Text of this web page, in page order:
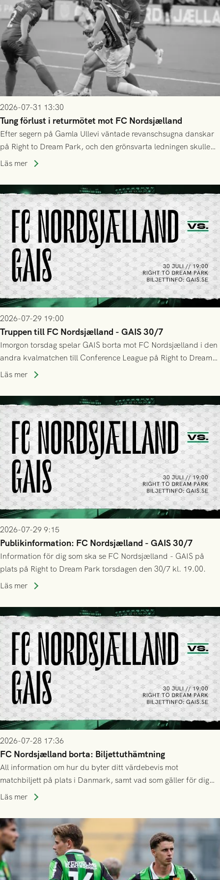
2026-07-31 13:30
Tung förlust i returmötet mot FC Nordsjælland
Efter segern på Gamla Ullevi väntade revanschsugna danskar
på Right to Dream Park, och den grönsvarta ledningen skulle
upphöra efter mindre än kvarten spelad. På lika mark visade
tennissiffror och det grönsvarta europaäventyret tog slut.
Läs mer
2026-07-29 19:00
Truppen till FC Nordsjælland - GAIS 30/7
Imorgon torsdag spelar GAIS borta mot FC Nordsjælland i den
andra kvalmatchen till Conference League på Right to Dream
Park! Fredrik Holmberg och ledarstaben har tagit ut följande
Läs mer
2026-07-29 9:15
Publikinformation: FC Nordsjælland - GAIS 30/7
Information för dig som ska se FC Nordsjælland - GAIS på
plats på Right to Dream Park torsdagen den 30/7 kl. 19.00.
Läs mer
2026-07-28 17:36
FC Nordsjælland borta: Biljettuthämtning
All information om hur du byter ditt värdebevis mot
matchbiljett på plats i Danmark, samt vad som gäller för dig
som står på reservlista eller fått förhinder.
Läs mer